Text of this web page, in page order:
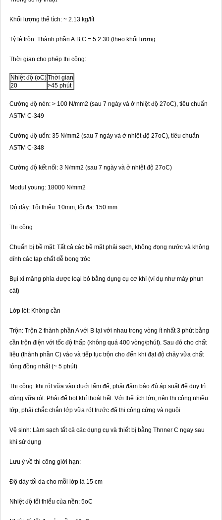
Khối lượng thể tích: ~ 2.13 kg/lít
Tỷ lệ trộn: Thành phần A:B:C = 5:2:30 (theo khối lượng
Thời gian cho phép thi công:
Nhiệt độ (oC)Thời gian
20
>45 phút
Cường độ nén: > 100 N/mm2 (sau 7 ngày và ở nhiệt độ 27oC), tiêu chuẩn
ASTM C-349
Cường độ uốn: 35 N/mm2 (sau 7 ngày và ở nhiệt độ 27oC), tiêu chuẩn
ASTM C-348
Cường độ kết nối: 3 N/mm2 (sau 7 ngày và ở nhiệt độ 27oC)
Modul young: 18000 N/mm2
Độ dày: Tối thiểu: 10mm, tối đa: 150 mm
Thi công
Chuẩn bị bề mặt: Tất cả các bề mặt phải sạch, không đọng nước và không
dính các tạp chất dễ bong tróc
Bụi xi măng phỉa được loại bỏ bằng dụng cụ cơ khí (ví dụ như máy phun
cát)
Lớp lót: Không cần
Trộn: Trộn 2 thành phần A với B lại với nhau trong vòng ít nhất 3 phút bằng
cần trộn điện với tốc độ thấp (không quá 400 vòng/phút). Sau đó cho chất
liệu (thành phần C) vào và tiếp tục trộn cho đến khi đạt độ chảy vữa chất
lỏng đồng nhất (~ 5 phút)
Thi công: khi rót vữa vào dưới tấm đế, phải đảm bảo đủ áp suất để duy trì
dòng vữa rót. Phải để bọt khí thoát hết. Với thể tích lớn, nên thi công nhiều
lớp, phải chắc chắn lớp vữa rót trước đã thi công cứng và nguội
Vệ sinh: Làm sạch tất cả các dụng cụ và thiết bị bằng Thnner C ngay sau
khi sử dụng
Lưu ý về thi công giới hạn:
Độ dày tối da cho mỗi lớp là 15 cm
Nhiệt độ tối thiểu của nền: 5oC